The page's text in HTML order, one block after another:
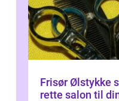
Frisør Ølstykke sådan finder du den
rette salon til